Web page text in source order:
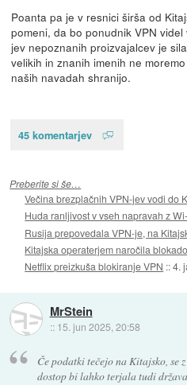
Poanta pa je v resnici širša od
pomeni, da bo ponudnik VPN
jev nepoznanih proizvajalcev je
velikih in znanih imenih ne
naših navadah shranijo.
45 komentarjev
Preberite si še…
Večina brezplačnih VPN-jev vodi do
Huda ranljivost v vseh napravah z
Rusija prepovedala VPN-je, na
Kitajska operaterjem naročila
Netflix preizkuša blokiranje VPN ::4.
MrStein
:: 15. jun 2025, 20:58
Če podatki tečejo na Kitajsko, se
dostop bi lahko terjala tudi